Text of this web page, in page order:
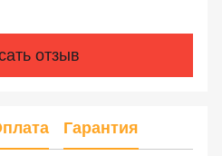
отзыв
Гарантия